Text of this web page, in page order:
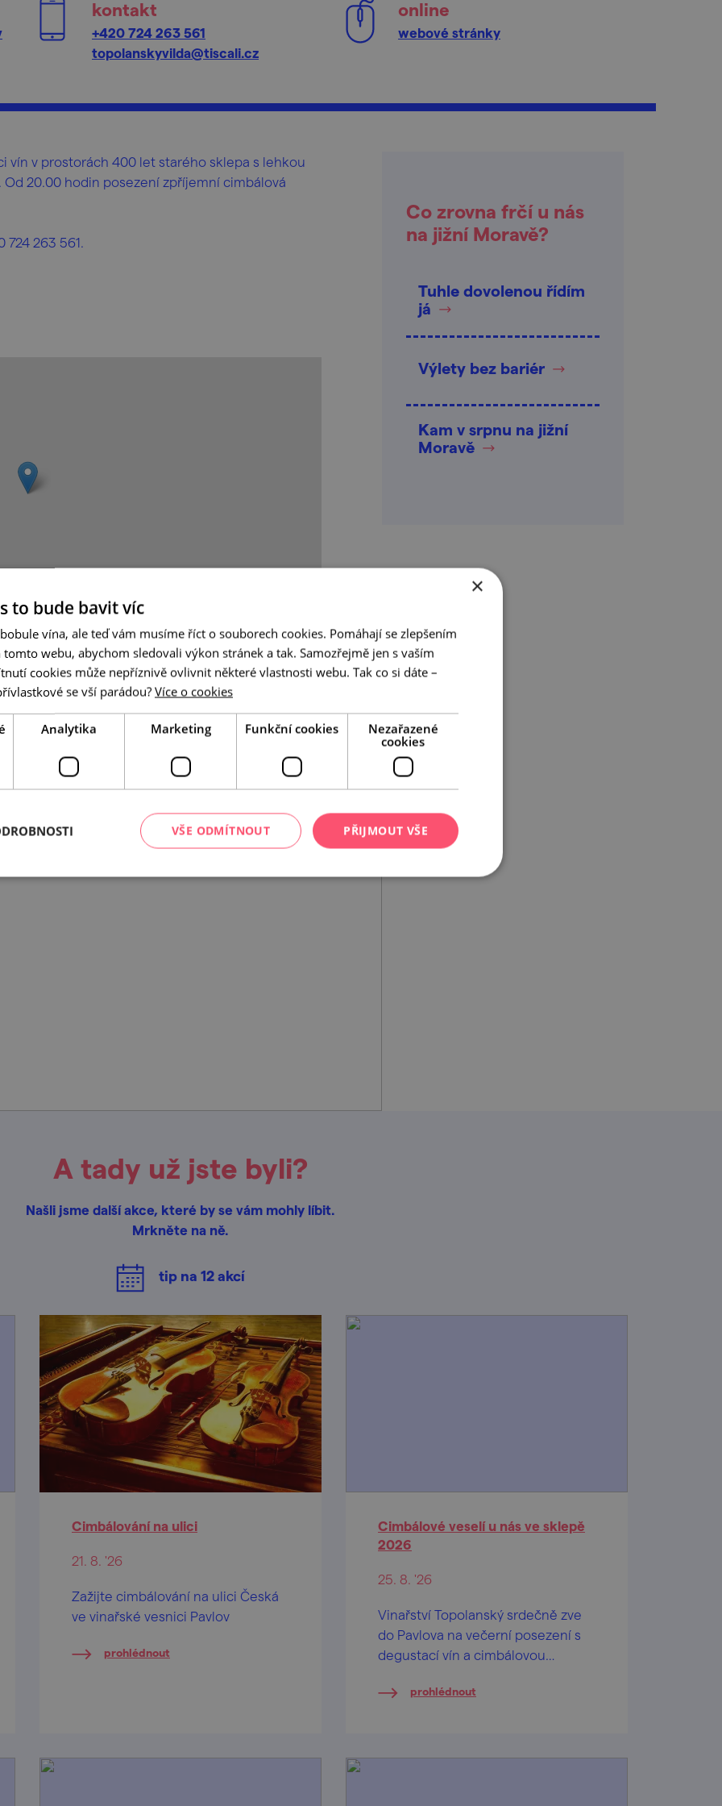
kontakt
+420 724 263 561
topolanskyvilda@tiscali.cz
online
webové stránky
vín v prostorách 400 let starého sklepa s lehkou
20.00 hodin posezení zpříjemní cimbálová
724 263 561.
Co zrovna frčí u nás
na jižní Moravě?
Tuhle dovolenou řídím
já
Výlety bez bariér
Kam v srpnu na jižní
Moravě
A tady už jste byli?
Našli jsme další akce, které by se vám mohly líbit.
Mrkněte na ně.
tip na 12akcí
Cimbálování na ulici
21. 8. '26
Zažijte cimbálování na ulici Česká
ve vinařské vesnici Pavlov
prohlédnout
Cimbálové veselí u nás ve sklepě
2026
25. 8. '26
Vinařství Topolanský srdečně zve
do Pavlova na večerní posezení s
degustací vín a cimbálovou
prohlédnout
×
to bude bavit víc
vína, ale teď vám musíme říct o souborech cookies. Pomáhají se zlepšením
tomto webu, abychom sledovali výkon stránek a tak. Samozřejmě jen s vaším
cookies může nepříznivě ovlivnit některé vlastnosti webu. Tak co si dáte –
se vší parádou? Více o cookies
Analytika Marketing Funkční cookies
Nezařazené
cookies
PŘIJMOUT VŠE
VŠE ODMÍTNOUT